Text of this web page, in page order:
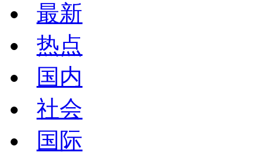
最新
热点
国内
社会
国际